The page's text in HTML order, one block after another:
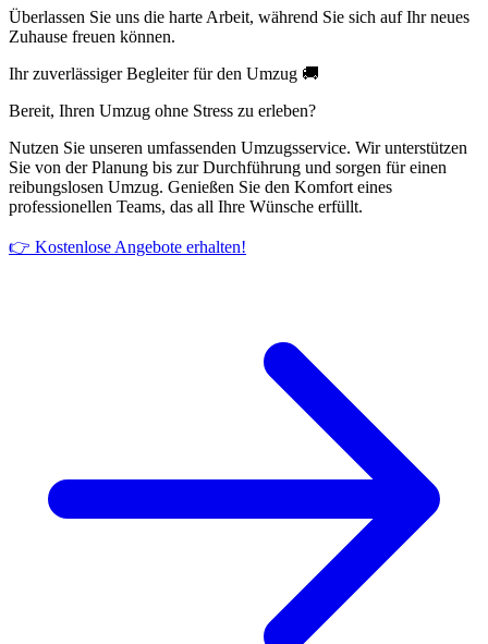
Überlassen Sie uns die harte Arbeit, während Sie sich auf Ihr neues
Zuhause freuen können.
Ihr zuverlässiger Begleiter für den Umzug 🚚
Bereit, Ihren Umzug ohne Stress zu erleben?
Nutzen Sie unseren umfassenden Umzugsservice. Wir unterstützen
Sie von der Planung bis zur Durchführung und sorgen für einen
reibungslosen Umzug. Genießen Sie den Komfort eines
professionellen Teams, das all Ihre Wünsche erfüllt.
👉 Kostenlose Angebote erhalten!